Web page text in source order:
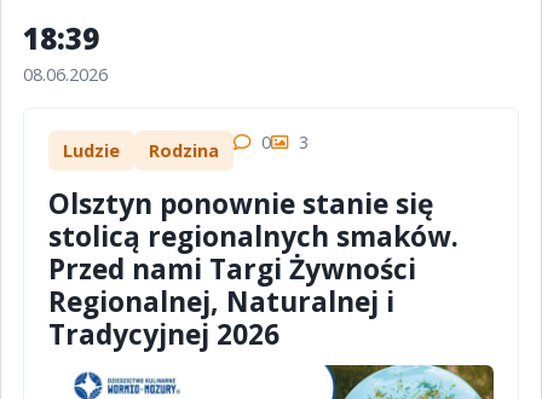
18:39
08.06.2026
Ludzie Rodzina 0 3
Olsztyn ponownie stanie się
stolicą regionalnych smaków.
Przed nami Targi Żywności
Regionalnej, Naturalnej i
Tradycyjnej 2026